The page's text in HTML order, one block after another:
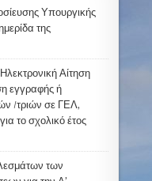
Υπουργικής
της
Αίτηση
εγγραφής ή
/τριών σε ΓΕΛ,
το σχολικό έτος
των